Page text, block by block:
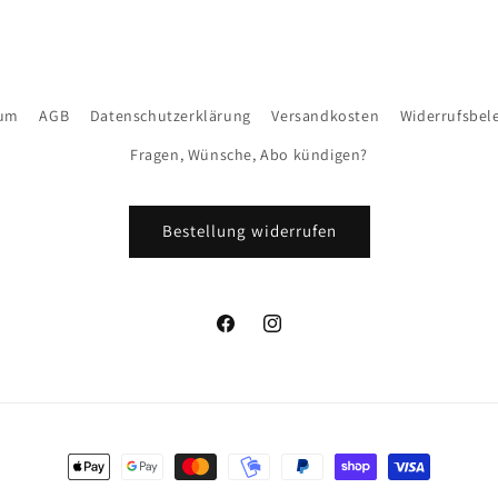
AGB Datenschutzerklärung Versandkosten
Fragen, Wünsche, Abo kündigen?
Bestellung widerrufen
FacebookInstagram
Zahlungsmethoden